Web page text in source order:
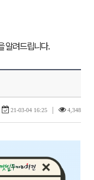
21-03-04 16:25 | 4,348